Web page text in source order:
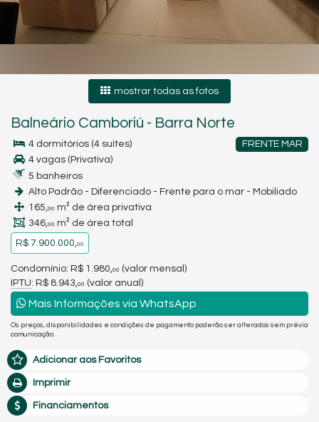
mostrar todas as fotos
Balneário Camboriú - Barra Norte
FRENTE MAR
4 dormitórios (4 suítes)
4 vagas (Privativa)
5 banheiros
Alto Padrão - Diferenciado - Frente para o mar - Mobiliado
165,00 m² de área privativa
346,00 m² de área total
R$ 7.900.000,00
Condomínio: R$ 1.980, 00 (valor mensal)
IPTU: R$ 8.943, 00 (valor anual)
Mais Informações via WhatsApp
Os preços, disponibilidades e condições de pagamento poderão ser alterados sem prévia
comunicação.
Adicionar aos Favoritos
Imprimir
Financiamentos